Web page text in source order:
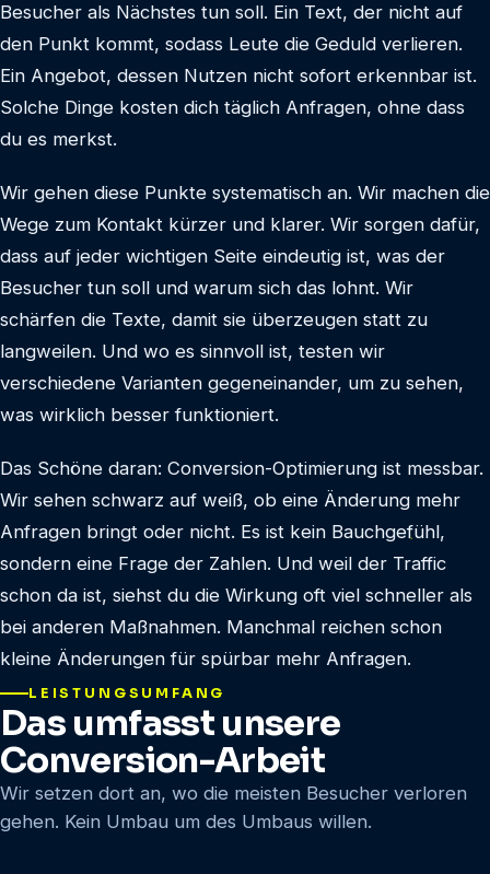
Besucher als Nächstes tun soll. Ein Text, der nicht auf
den Punkt kommt, sodass Leute die Geduld verlieren.
Ein Angebot, dessen Nutzen nicht sofort erkennbar ist.
Solche Dinge kosten dich täglich Anfragen, ohne dass
du es merkst.
Wir gehen diese Punkte systematisch an. Wir machen die
Wege zum Kontakt kürzer und klarer. Wir sorgen dafür,
dass auf jeder wichtigen Seite eindeutig ist, was der
Besucher tun soll und warum sich das lohnt. Wir
schärfen die Texte, damit sie überzeugen statt zu
langweilen. Und wo es sinnvoll ist, testen wir
verschiedene Varianten gegeneinander, um zu sehen,
was wirklich besser funktioniert.
Das Schöne daran: Conversion-Optimierung ist messbar.
Wir sehen schwarz auf weiß, ob eine Änderung mehr
Anfragen bringt oder nicht. Es ist kein Bauchgefühl,
sondern eine Frage der Zahlen. Und weil der Traffic
schon da ist, siehst du die Wirkung oft viel schneller als
bei anderen Maßnahmen. Manchmal reichen schon
kleine Änderungen für spürbar mehr Anfragen.
LEISTUNGSUMFANG
Das umfasst unsere
Conversion-Arbeit
Wir setzen dort an, wo die meisten Besucher verloren
gehen. Kein Umbau um des Umbaus willen.